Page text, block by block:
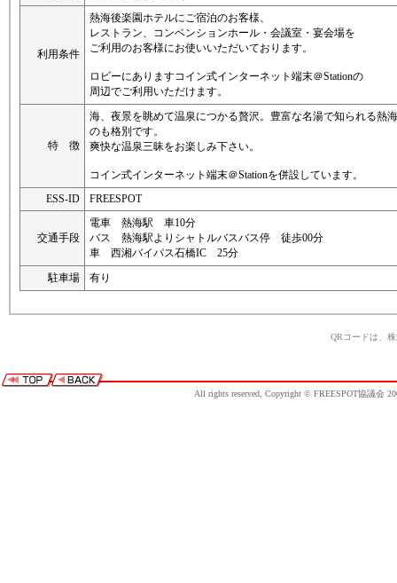
利用条件
熱海後楽園ホテルにご宿泊のお客様、
レストラン、コンベンションホール・会議室・宴会場を
ご利用のお客様にお使いいただいております。
ロビーにありますコイン式インターネット端末＠Stationの
周辺でご利用いただけます。
特 徴
海、夜景を眺めて温泉につかる贅沢。豊富な名湯で知られる熱
のも格別です。
爽快な温泉三昧をお楽しみ下さい。
コイン式インターネット端末＠Stationを併設しています。
ESS-ID
FREESPOT
交通手段
電車 熱海駅 車10分
バス 熱海駅よりシャトルバスバス停 徒歩00分
車 西湘バイパス石橋IC 25分
駐車場
有り
QRコードは、
All rights reserved, Copyright © FREESPOT協議会